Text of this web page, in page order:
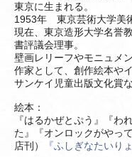
東京に生まれる。
1953年 東京芸術大学美
現在、東京造形大学名誉
書評議会理事。
壁画レリーフやモニュメ
作家として、創作絵本や
サンケイ児童出版文化賞
絵本：
『はるかぜとぷう』『わ
た』『オンロックがやっ
店刊）
『ふしぎなたいりょ